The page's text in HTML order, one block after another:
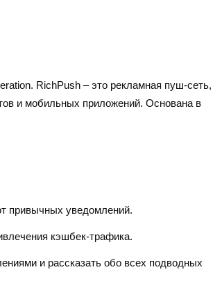
RichPush – это рекламная пуш-сеть,
и мобильных приложений. Основана в
привычных уведомлений.
кэшбек-трафика.
и рассказать обо всех подводных